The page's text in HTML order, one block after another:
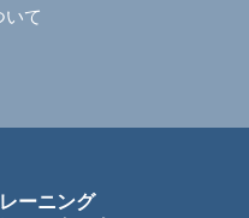
いて
ーニング